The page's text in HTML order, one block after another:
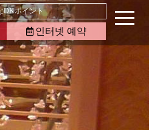
DKポイント
인터넷 예약